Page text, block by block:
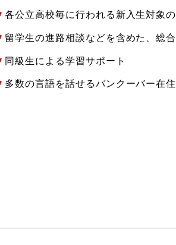
各公立高校毎に行われる新入生対象
留学生の進路相談などを含めた、総
同級生による学習サポート
多数の言語を話せるバンクーバー在